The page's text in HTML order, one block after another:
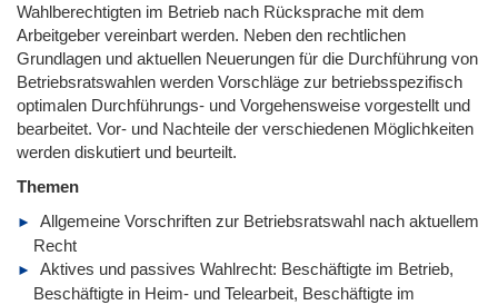
Wahlberechtigten im Betrieb nach Rücksprache mit dem
Arbeitgeber vereinbart werden. Neben den rechtlichen
Grundlagen und aktuellen Neuerungen für die Durchführung von
Betriebsratswahlen werden Vorschläge zur betriebsspezifisch
optimalen Durchführungs- und Vorgehensweise vorgestellt und
bearbeitet. Vor- und Nachteile der verschiedenen Möglichkeiten
werden diskutiert und beurteilt.
Themen
Allgemeine Vorschriften zur Betriebsratswahl nach aktuellem
Recht
Aktives und passives Wahlrecht: Beschäftigte im Betrieb,
Beschäftigte in Heim- und Telearbeit, Beschäftigte im